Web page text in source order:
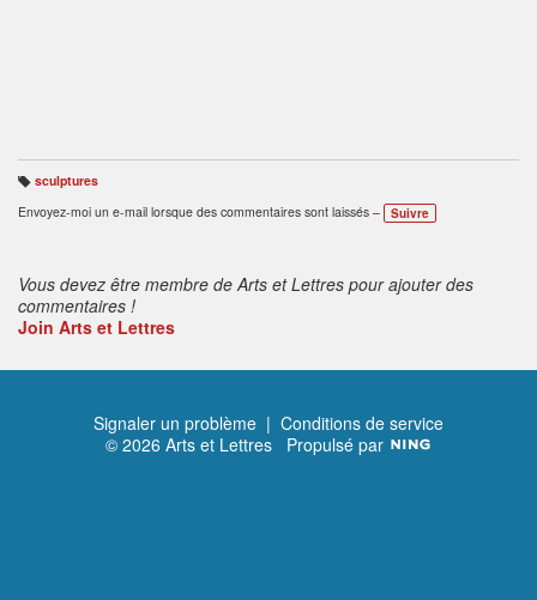
B
ali
s
sculptures
Envoyez-moi un e-mail lorsque des commentaires sont laissés –
Suivre
Vous devez être membre de Arts et Lettres pour ajouter des
commentaires !
Join Arts et Lettres
Signaler un problème | Conditions de service
© 2026 Arts et Lettres Propulsé par